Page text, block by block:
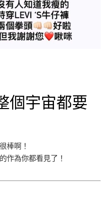
個宇宙都要
棒啊！
作為你都看見了！